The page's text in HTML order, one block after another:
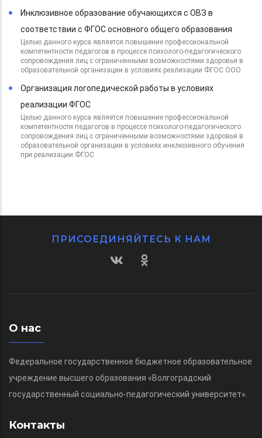
Инклюзивное образование обучающихся с ОВЗ в
соответствии с ФГОС основного общего образования
Целью данного курса является повышение профессиональной
компетентности педагогов в процессе психолого-педагогического
сопровождения лиц с ограниченными возможностями здоровья в
образовательной организации в условиях реализации ФГОС ООО
Организация логопедической работы в условиях
реализации ФГОС
Целью данного курса является повышение профессиональной
компетентности педагогов в процессе психолого-педагогического
сопровождения лиц с ограниченными возможностями здоровья в
образовательной организации в условиях инклюзивного обучения
при реализации ФГОС
ПРИСОЕДИНЯЙТЕСЬ К НАМ
О нас
Федеральное государственное бюджетное образовательное
учреждение высшего образования «Волгоградский
государственный социально-педагогический университет».
Контакты